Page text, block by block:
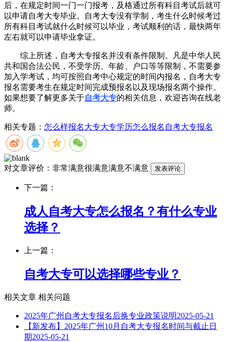
后，在规定时间一门一门报考，及格通过所有科目考试后就可
以申请自考大专毕业。自考大专没有学制，考生什么时候考过
所有科目考试就什么时候可以毕业，考试顺利的话，最快两年
左右就可以申请毕业拿证。
综上所述，自考大专报名并没有条件限制。凡是中华人民
共和国合法公民，不受学历、年龄、户口等等限制，不需要参
加入学考试，均可按照自考中心规定的时间内报名，自考大专
报名需要考生在规定时间完成预报名以及现场报名两个操作。
如果想要了解更多关于自考大专的相关信息，欢迎咨询在线老
师。
相关专题： 怎么样报名大专大专学历怎么报名 自考大专报名
对文章评价： 非常满意很满意满意不满意
下一篇：
成人自考大专怎么报名？有什么专业
选择？
上一篇：
自考大专可以选择哪些专业？
相关文章 相关问题
2025年广州自考大专报名后换专业政策说明2025-05-21
【新发布】2025年广州10月自考大专报名时间与截止日
期2025-05-21